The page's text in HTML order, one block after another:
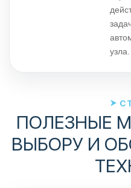
узла.
ПОЛЕЗНЫЕ
ВЫБОРУ И